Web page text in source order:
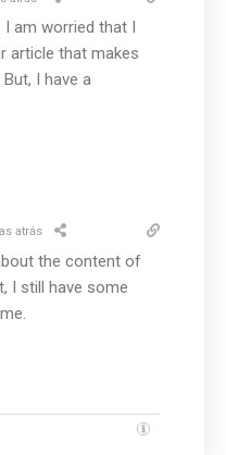
am worried that I
article that makes
I have a
atrás
the content of
I still have some